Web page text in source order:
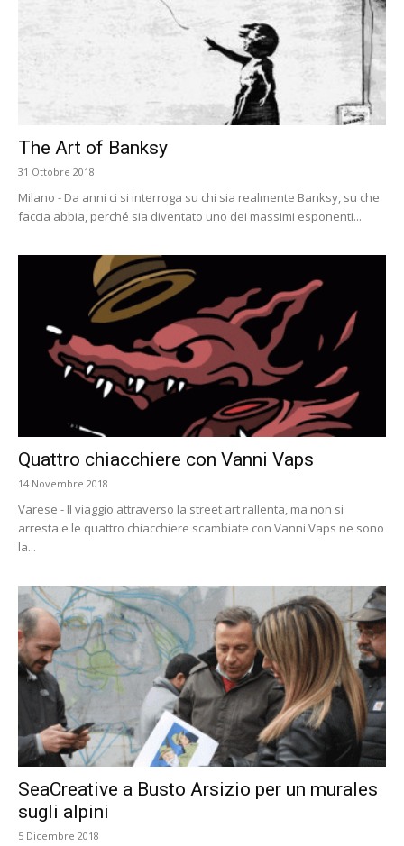
The Art of Banksy
31 Ottobre 2018
Milano - Da anni ci si interroga su chi sia realmente Banksy, su che
faccia abbia, perché sia diventato uno dei massimi esponenti...
Quattro chiacchiere con Vanni Vaps
14 Novembre 2018
Varese - Il viaggio attraverso la street art rallenta, ma non si
arresta e le quattro chiacchiere scambiate con Vanni Vaps ne sono
la...
SeaCreative a Busto Arsizio per un murales
sugli alpini
5 Dicembre 2018